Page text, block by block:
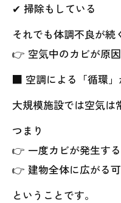
✔ 掃除もしている
それでも体調不良が続
👉 空気中のカビが原
■ 空調による「循環」
大規模施設では空気は
つまり
👉 一度カビが発生す
👉 建物全体に広がる
ということです。